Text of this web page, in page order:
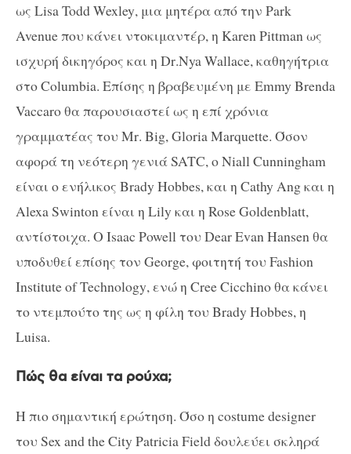
ως LisaToddWexley, μια μητέρα από την Park
Avenueπου κάνει ντοκιμαντέρ, η KarenPittmanως
ισχυρή δικηγόρος και η Dr.NyaWallace, καθηγήτρια
στοColumbia. Επίσης η βραβευμένη με Emmy Brenda
Vaccaroθα παρουσιαστεί ως η επί χρόνια
γραμματέας του Mr. Big,GloriaMarquette. Όσον
αφορά τη νεότερη γενιάSATC, οNiallCunningham
είναι ο ενήλικος Brady Hobbes, και η Cathy Angκαι η
AlexaSwintonείναι η Lily και η RoseGoldenblatt,
αντίστοιχα. Ο Isaac Powellτου DearEvanHansenθα
υποδυθεί επίσης τον George, φοιτητή του Fashion
InstituteofTechnology, ενώ η CreeCicchinoθα κάνει
το ντεμπούτο της ως η φίλη του Brady Hobbes, η
Luisa.
Πώς θα είναι τα ρούχα;
Η πιο σημαντική ερώτηση. Όσο η costume designer
του Sex and the City Patricia Fieldδουλεύει σκληρά